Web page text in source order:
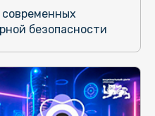
современных
безопасности